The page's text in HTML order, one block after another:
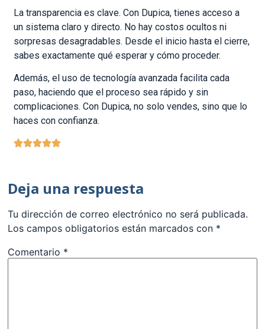
La transparencia es clave. Con Dupica, tienes acceso a
un sistema claro y directo. No hay costos ocultos ni
sorpresas desagradables. Desde el inicio hasta el cierre,
sabes exactamente qué esperar y cómo proceder.
Además, el uso de tecnología avanzada facilita cada
paso, haciendo que el proceso sea rápido y sin
complicaciones. Con Dupica, no solo vendes, sino que lo
haces con confianza.
Deja una respuesta
Tu dirección de correo electrónico no será publicada.
Los campos obligatorios están marcados con *
Comentario *